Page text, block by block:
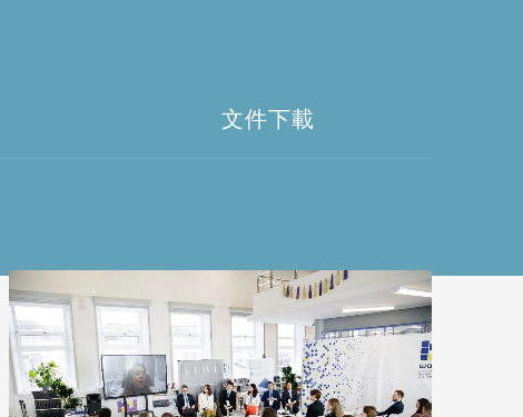
文件下載